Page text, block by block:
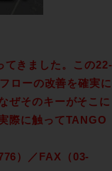
きました。この22-
ローの改善を確実に
ぜそのキーがそこに
際に触ってTANGO
）／FAX（03-